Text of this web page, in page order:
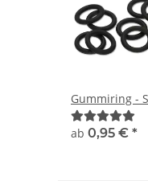
Gummiring -
ab 0,95 € *